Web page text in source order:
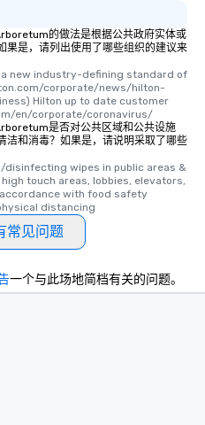
的做法是根据公共政府实体或
果是，请列出使用了哪些组织的建议来
a new industry-defining standard of
corporate/news/hilton-
Hilton up to date customer
en/corporate/coronavirus/
是否对公共区域和公共设施
洁和消毒？如果是，请说明采取了哪些
wipes in public areas &
touch areas, lobbies, elevators,
with food safety
distancing
常见问题
一个与此场地简档有关的问题。